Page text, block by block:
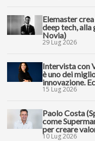
Elemaster
deep tech, alla
Novia)
29 Lug 2026
Intervista con
è uno dei
innovazione.
15 Lug 2026
Paolo Costa
come
per creare
10 Lug 2026